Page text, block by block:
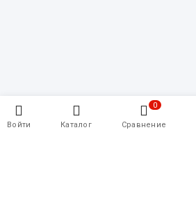
Войти Каталог
0
Сравнение